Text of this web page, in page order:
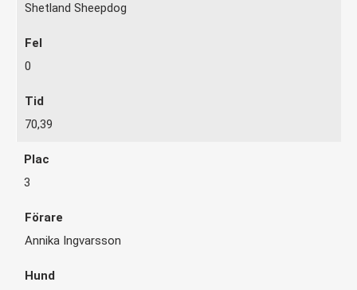
Shetland Sheepdog
0
70,39
3
Annika Ingvarsson